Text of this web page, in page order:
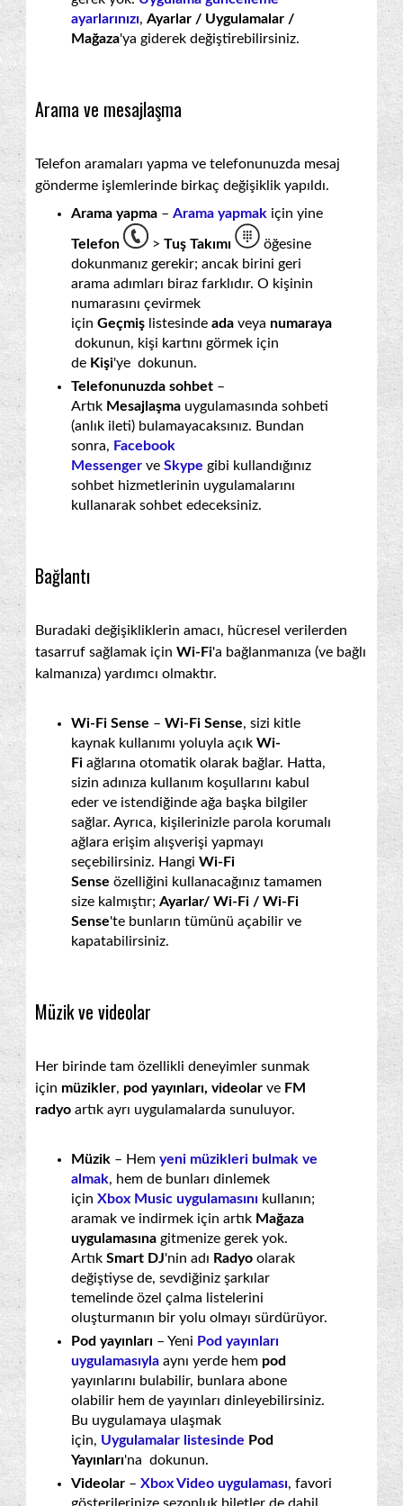
ayarlarınızı, Ayarlar / Uygulamalar /
Mağaza'ya giderek değiştirebilirsiniz.
Arama ve mesajlaşma
Telefon aramaları yapma ve telefonunuzda mesaj
gönderme işlemlerinde birkaç değişiklik yapıldı.
Arama yapma – Arama yapmak için yine
Telefon > Tuş Takımı
öğesine
dokunmanız gerekir; ancak birini geri
arama adımları biraz farklıdır. O kişinin
numarasını çevirmek
için Geçmiş listesinde ada veya numaraya
dokunun, kişi kartını görmek için
de Kişi'ye dokunun.
Telefonunuzda sohbet –
Artık Mesajlaşma uygulamasında sohbeti
(anlık ileti) bulamayacaksınız. Bundan
sonra, Facebook
Messenger ve Skype gibi kullandığınız
sohbet hizmetlerinin uygulamalarını
kullanarak sohbet edeceksiniz.
Bağlantı
Buradaki değişikliklerin amacı, hücresel verilerden
tasarruf sağlamak için Wi-Fi'a bağlanmanıza (ve bağlı
kalmanıza) yardımcı olmaktır.
Wi-Fi Sense – Wi-Fi Sense, sizi kitle
kaynak kullanımı yoluyla açık Wi-
Fi ağlarına otomatik olarak bağlar. Hatta,
sizin adınıza kullanım koşullarını kabul
eder ve istendiğinde ağa başka bilgiler
sağlar. Ayrıca, kişilerinizle parola korumalı
ağlara erişim alışverişi yapmayı
seçebilirsiniz. Hangi Wi-Fi
Sense özelliğini kullanacağınız tamamen
size kalmıştır; Ayarlar/ Wi-Fi / Wi-Fi
Sense'te bunların tümünü açabilir ve
kapatabilirsiniz.
Müzik ve videolar
Her birinde tam özellikli deneyimler sunmak
için müzikler, pod yayınları, videolar ve FM
radyo artık ayrı uygulamalarda sunuluyor.
Müzik – Hem yeni müzikleri bulmak ve
almak, hem de bunları dinlemek
için Xbox Music uygulamasını kullanın;
aramak ve indirmek için artık Mağaza
uygulamasına gitmenize gerek yok.
Artık Smart DJ'nin adı Radyo olarak
değiştiyse de, sevdiğiniz şarkılar
temelinde özel çalma listelerini
oluşturmanın bir yolu olmayı sürdürüyor.
Pod yayınları – Yeni Pod yayınları
uygulamasıyla aynı yerde hem pod
yayınlarını bulabilir, bunlara abone
olabilir hem de yayınları dinleyebilirsiniz.
Bu uygulamaya ulaşmak
için, Uygulamalar listesinde Pod
Yayınları'na dokunun.
Videolar – Xbox Video uygulaması, favori
gösterilerinize sezonluk biletler de dahil